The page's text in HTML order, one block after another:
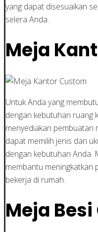
yang dapat disesuaikan
selera Anda.
Meja
Untuk Anda yang
dengan kebutuhan ruang
menyediakan pembuatan
dapat memilih jenis dan
dengan kebutuhan Anda.
membantu meningkatkan
bekerja di rumah.
Meja